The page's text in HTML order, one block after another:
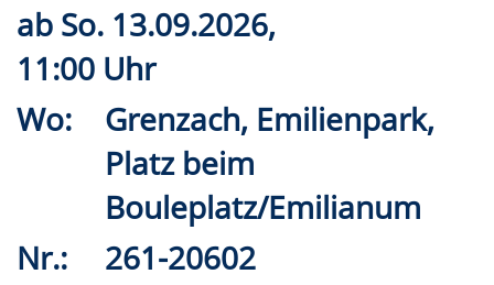
ab So. 13.09.2026,
11:00 Uhr
Wo:
Grenzach, Emilienpark,
Platz beim
Bouleplatz/Emilianum
Nr.:
261-20602